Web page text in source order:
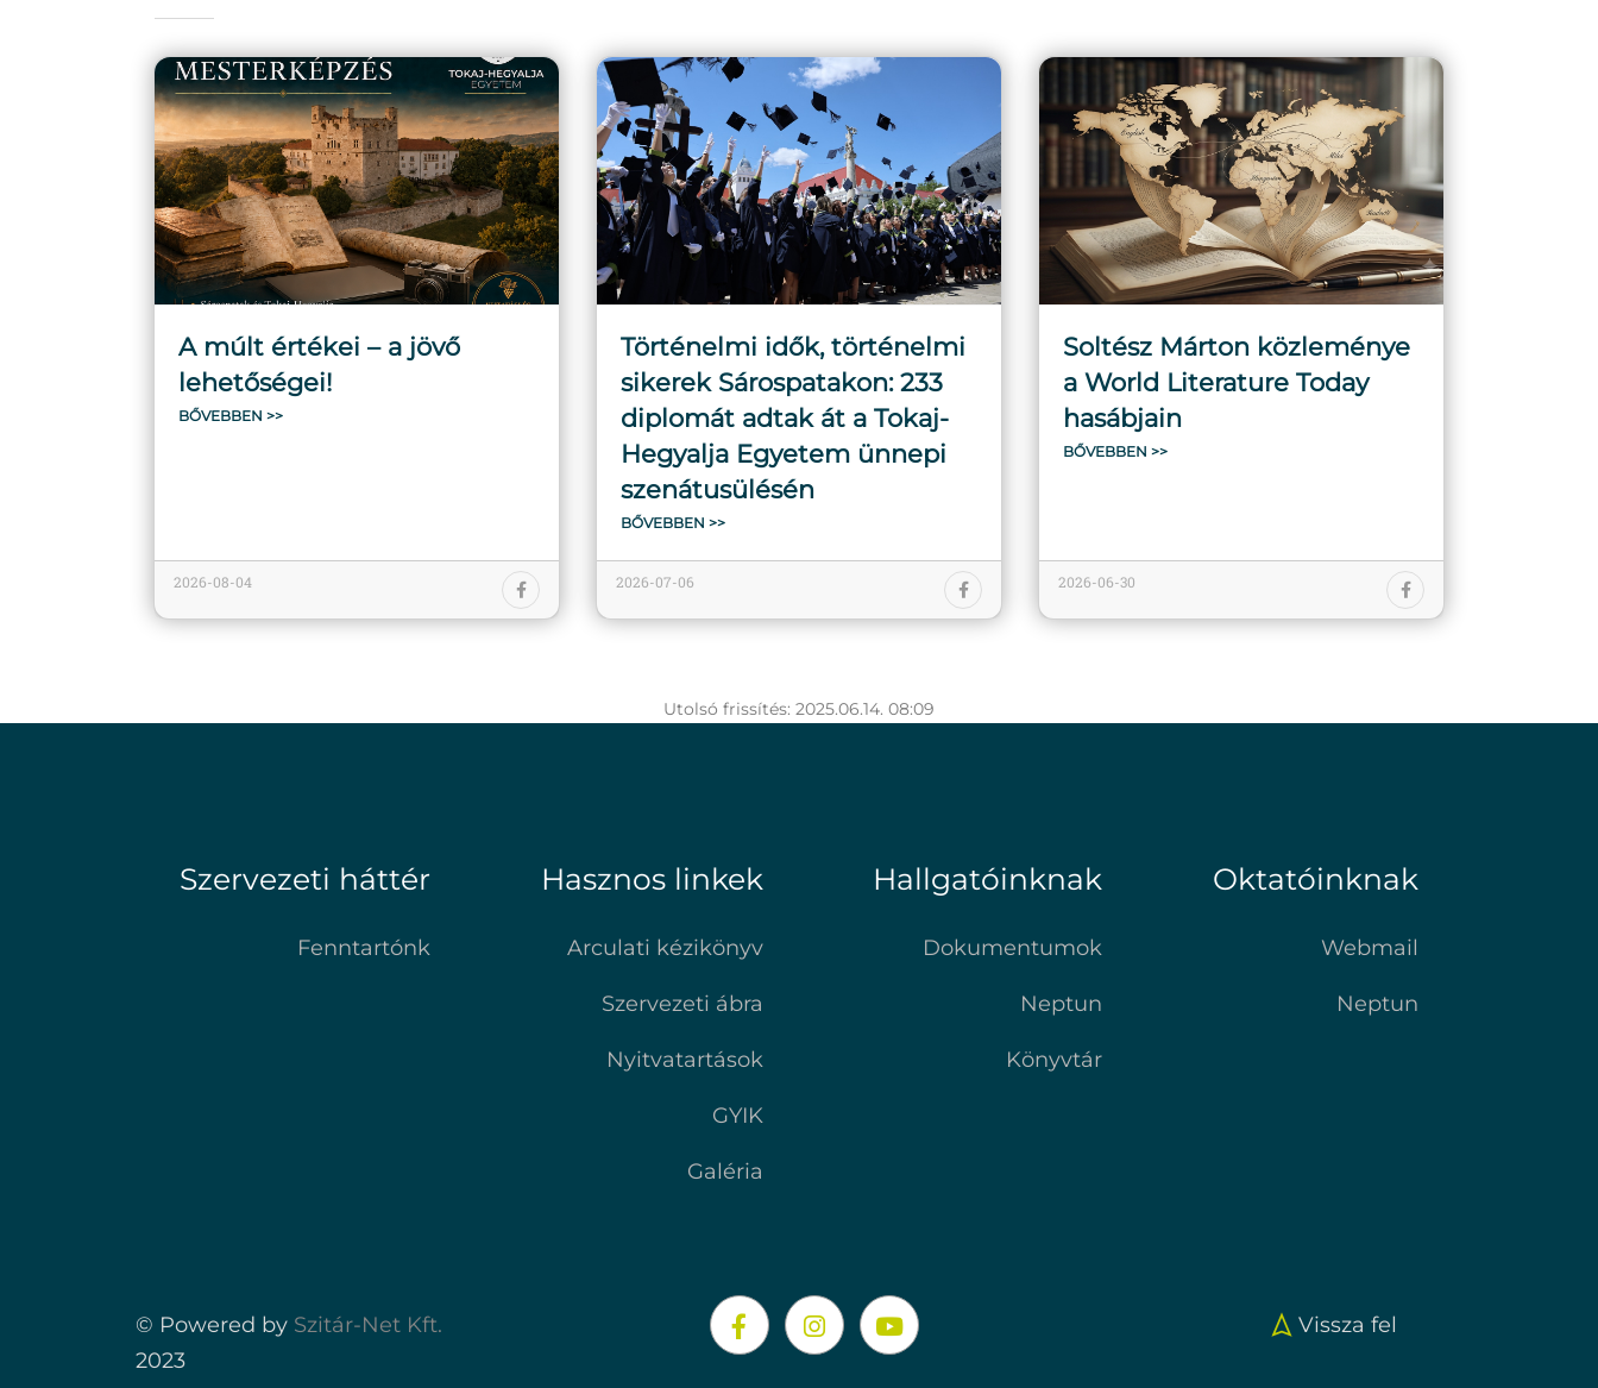
A múlt értékei – a jövő
lehetőségei!
BŐVEBBEN >>
2026-08-04
Történelmi idők, történelmi
sikerek Sárospatakon: 233
diplomát adtak át a Tokaj-
Hegyalja Egyetem ünnepi
szenátusülésén
BŐVEBBEN >>
2026-07-06
Soltész Márton közleménye
a World Literature Today
hasábjain
BŐVEBBEN >>
2026-06-30
Utolsó frissítés: 2025.06.14. 08:09
Szervezeti háttér
Fenntartónk
Hasznos linkek
Arculati kézikönyv
Szervezeti ábra
Nyitvatartások
GYIK
Galéria
Hallgatóinknak
Dokumentumok
Neptun
Könyvtár
Oktatóinknak
Webmail
Neptun
© Powered by Szitár-Net Kft.
2023
Vissza fel